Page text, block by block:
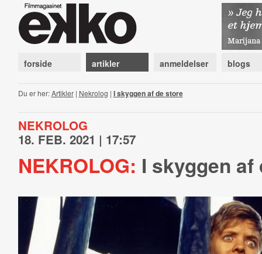
forside artikler anmeldelser blogs
Du er her:Artikler| Nekrolog | I skyggen af de store
NEKROLOG
18. FEB. 2021 | 17:57
NEKROLOG: I skyggen af